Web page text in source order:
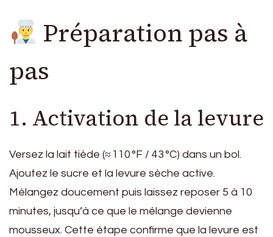
Préparation pas à
pas
1. Activation de la levure
Versez la lait tiède (≈ 110 °F / 43 °C) dans un bol.
Ajoutez le sucre et la levure sèche active.
Mélangez doucement puis laissez reposer 5 à 10
minutes, jusqu’à ce que le mélange devienne
mousseux. Cette étape confirme que la levure est